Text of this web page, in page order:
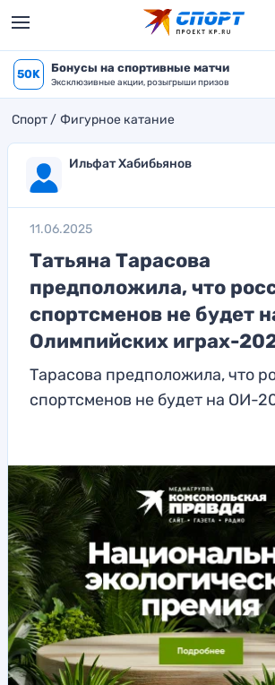
50K Бонусы на спортивные матчи
Эксклюзивные акции, розыгрыши призов
Спорт Фигурное катание
Ильфат Хабибьянов
11.06.2025
Татьяна Тарасова
предположила, что
спортсменов не будет
Олимпийских играх-
Тарасова предположила, что
спортсменов не будет на ОИ-